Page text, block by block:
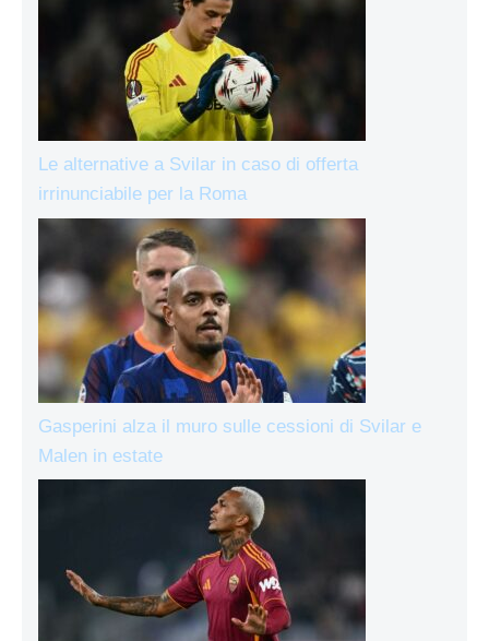
Le alternative a Svilar in caso di offerta
irrinunciabile per la Roma
Gasperini alza il muro sulle cessioni di Svilar e
Malen in estate